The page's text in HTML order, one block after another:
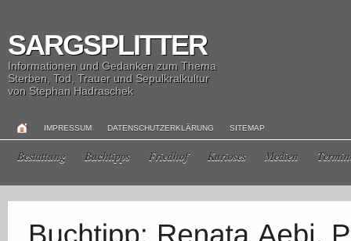
SARGSPLITTER
Informationen und Gedanken zum Thema
Sterben, Tod, Trauer und Sepulkralkultur
von Stephan Hadraschek
IMPRESSUM DATENSCHUTZERKLÄRUNG SITEMAP
Bestattung Buchtipps Friedhof Kurioses Medien